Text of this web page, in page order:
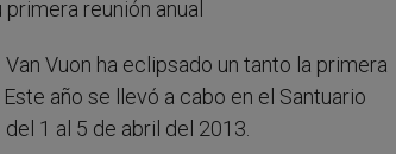
reunión anual
Vuon ha eclipsado un tanto la primera
año se llevó a cabo en el Santuario
1 al 5 de abril del 2013.